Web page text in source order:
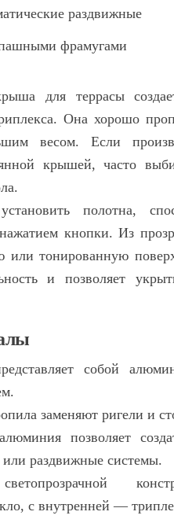
раздвижные
фрамугами
для террасы
Она хорошо
весом. Если
крышей, часто
полотна,
кнопки. Из
или тонированную
и позволяет
собой
заменяют ригели и
позволяет
раздвижные системы.
с внутренней —